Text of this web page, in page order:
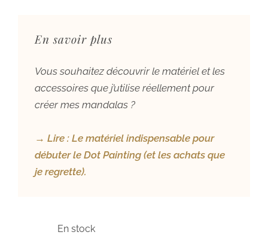
En savoir plus
Vous souhaitez découvrir le matériel et les
accessoires que j’utilise réellement pour
créer mes mandalas ?
→ Lire : Le matériel indispensable pour
débuter le Dot Painting (et les achats que
je regrette).
En stock